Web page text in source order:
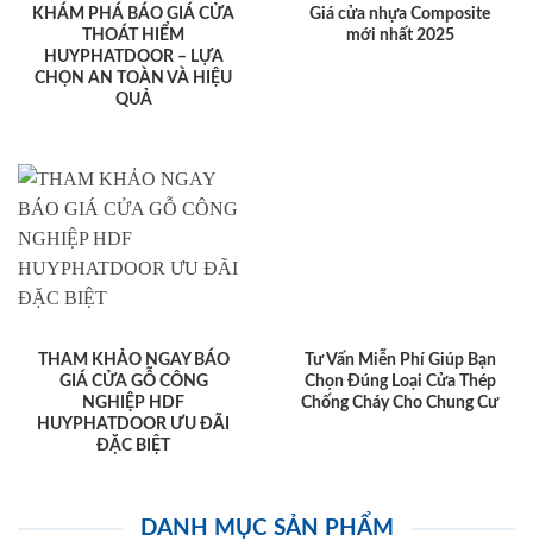
KHÁM PHÁ BÁO GIÁ CỬA
THOÁT HIỂM
HUYPHATDOOR – LỰA
CHỌN AN TOÀN VÀ HIỆU
QUẢ
Giá cửa nhựa Composite
mới nhất 2025
THAM KHẢO NGAY BÁO
GIÁ CỬA GỖ CÔNG
NGHIỆP HDF
HUYPHATDOOR ƯU ĐÃI
ĐẶC BIỆT
Tư Vấn Miễn Phí Giúp Bạn
Chọn Đúng Loại Cửa Thép
Chống Cháy Cho Chung Cư
DANH MỤC SẢN PHẨM